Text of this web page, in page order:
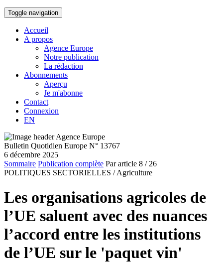
Toggle navigation
Accueil
A propos
Agence Europe
Notre publication
La rédaction
Abonnements
Aperçu
Je m'abonne
Contact
Connexion
EN
Bulletin Quotidien Europe N° 13767
6 décembre 2025
Sommaire Publication complète Par article 8 / 26
POLITIQUES SECTORIELLES / Agriculture
Les organisations agricoles de
l’UE saluent avec des nuances
l’accord entre les institutions
de l’UE sur le 'paquet vin'